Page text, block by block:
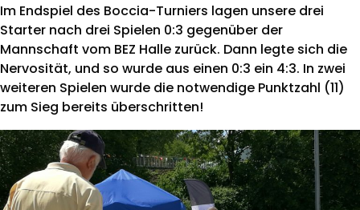
Im Endspiel des Boccia-Turniers lagen unsere drei
Starter nach drei Spielen 0:3 gegenüber der
Mannschaft vom BEZ Halle zurück. Dann legte sich die
Nervosität, und so wurde aus einen 0:3 ein 4:3. In zwei
weiteren Spielen wurde die notwendige Punktzahl (11)
zum Sieg bereits überschritten!